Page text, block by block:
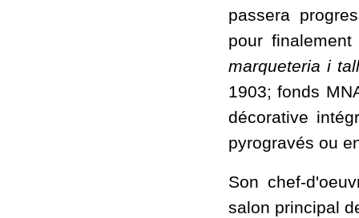
passera
pour
marqueteria i
1903; fonds
décorative
pyrogravés ou
Son chef-
salon principal